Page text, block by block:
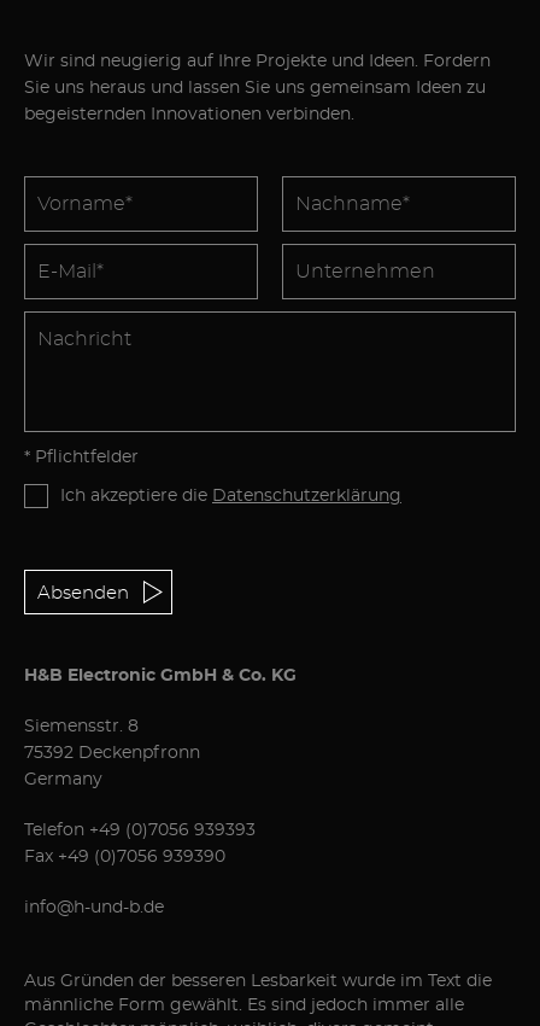
Wir sind neugierig auf Ihre Projekte und Ideen. Fordern
Sie uns heraus und lassen Sie uns gemeinsam Ideen zu
begeisternden Innovationen verbinden.
* Pflichtfelder
Ich akzeptiere die Datenschutzerklärung
Absenden
H&B Electronic GmbH & Co. KG
Siemensstr. 8
75392 Deckenpfronn
Germany
Telefon +49 (0)7056 939393
Fax +49 (0)7056 939390
info@h-und-b.de
Aus Gründen der besseren Lesbarkeit wurde im Text die
männliche Form gewählt. Es sind jedoch immer alle